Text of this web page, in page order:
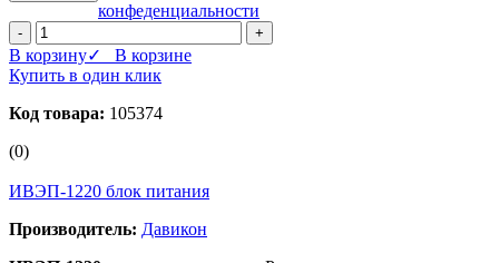
конфеденциальности
- +
В корзину✓ В корзине
Купить в один клик
Код товара: 105374
(0)
ИВЭП-1220 блок питания
Производитель: Давикон